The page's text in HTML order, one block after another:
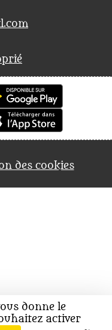
des cookies
donne le
activer